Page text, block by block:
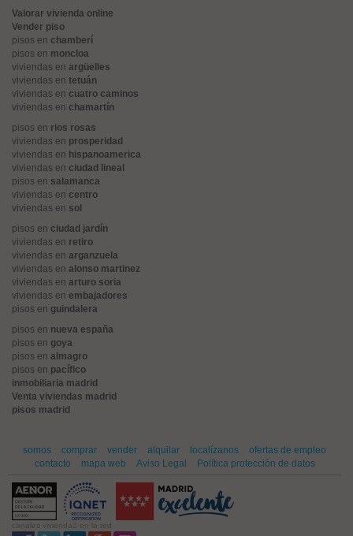
Valorar vivienda online
Vender piso
pisos en chamberí
pisos en moncloa
viviendas en argüelles
viviendas en tetuán
viviendas en cuatro caminos
viviendas en chamartín
pisos en rios rosas
viviendas en prosperidad
viviendas en hispanoamerica
viviendas en ciudad lineal
pisos en salamanca
viviendas en centro
viviendas en sol
pisos en ciudad jardín
viviendas en retiro
viviendas en arganzuela
viviendas en alonso martinez
viviendas en arturo soria
viviendas en embajadores
pisos en guindalera
pisos en nueva españa
pisos en goya
pisos en almagro
pisos en pacífico
inmobiliaria madrid
Venta viviendas madrid
pisos madrid
somos comprar vender alquilar localízanos
ofertas de empleo
contacto
mapa web Aviso Legal Política protección de datos
canales vivienda2 en la red